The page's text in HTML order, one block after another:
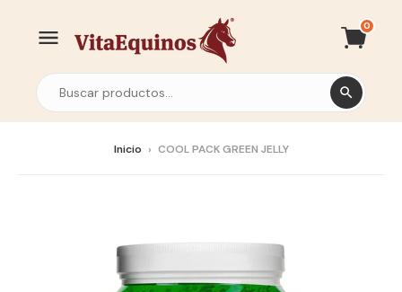
0
Inicio › COOL PACK GREEN JELLY